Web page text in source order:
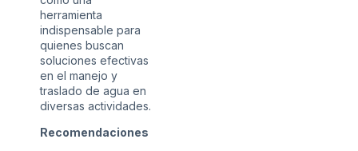
herramienta
indispensable para
quienes buscan
soluciones efectivas
en el manejo y
traslado de agua en
diversas actividades.
Recomendaciones